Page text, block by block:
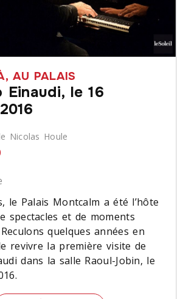
AU PALAIS
Einaudi, le 16
Nicolas Houle
le Palais Montcalm a été l’hôte
spectacles et de moments
quelques années en
revivre la première visite de
dans la salle Raoul-Jobin, le